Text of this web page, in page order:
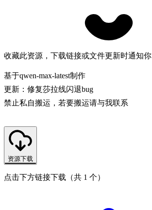
收藏此资源，下载链接或文件更新时通知你
基于qwen-max-latest制作
更新：修复莎拉线闪退bug
禁止私自搬运，若要搬运请与我联系
资源下载
点击下方链接下载（共 1 个）